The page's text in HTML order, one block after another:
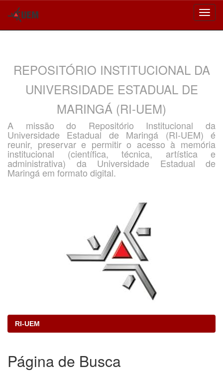
REPOSITÓRIO INSTITUCIONAL DA
UNIVERSIDADE ESTADUAL DE
MARINGÁ (RI-UEM)
A missão do Repositório Institucional da
Universidade Estadual de Maringá (RI-UEM) é
reunir, preservar e permitir o acesso à memória
institucional (científica, técnica, artística e
administrativa) da Universidade Estadual de
Maringá em formato digital.
RI-UEM
Página de Busca